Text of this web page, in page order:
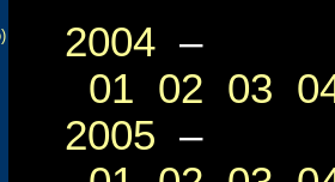
2004 –
01 02 03
2005 –